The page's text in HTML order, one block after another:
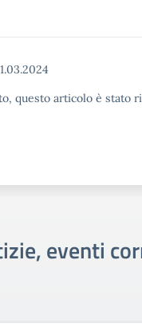
questo articolo è
eventi